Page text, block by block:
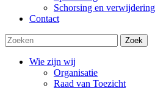
Schorsing en verwijdering
Contact
Zoek
Wie zijn wij
Organisatie
Raad van Toezicht